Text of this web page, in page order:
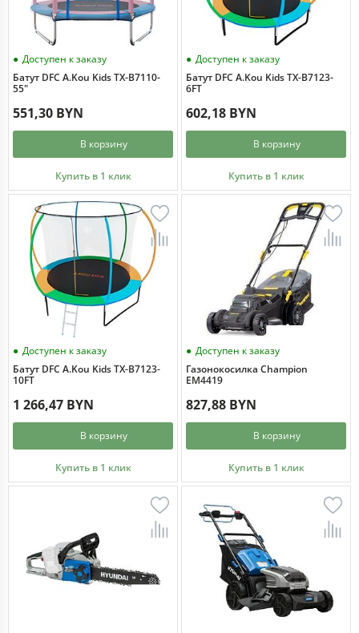
Доступен к заказу
Батут DFC A.Kou Kids TX-B7110-
55"
551,30 BYN
В корзину
Купить в 1 клик
Доступен к заказу
Батут DFC A.Kou Kids TX-B7123-
6FT
602,18 BYN
В корзину
Купить в 1 клик
Доступен к заказу
Батут DFC A.Kou Kids TX-B7123-
10FT
1 266,47 BYN
В корзину
Купить в 1 клик
Доступен к заказу
Газонокосилка Champion
EM4419
827,88 BYN
В корзину
Купить в 1 клик